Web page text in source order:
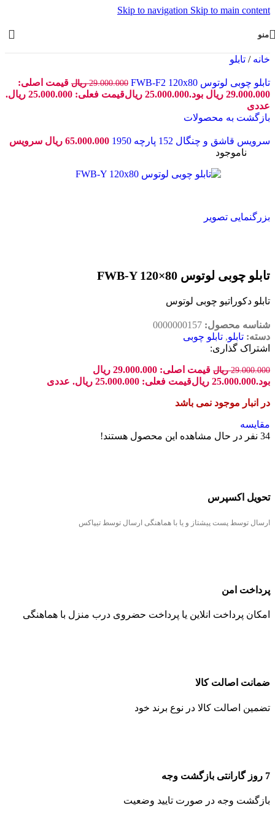
Skip to navigation Skip to main content
منو
خانه/ تابلو
تابلو چوبی لوتوس FWB-F2 120x80 29.000.000 ریال قیمت اصلی:
29.000.000 ریال بود.
25.000.000 ریالقیمت فعلی: 25.000.000 ریال.
عددی
بازگشت به محصولات
سرویس قاشق و چنگال 152 پارچه 1950 65.000.000 ریال سرویس
ناموجود
بزرگنمایی تصویر
تابلو چوبی لوتوس FWB-Y 120×80
تابلو دکوراتیو چوبی لوتوس
شناسه محصول: 0000000157
دسته: تابلو, تابلو چوبی
اشتراک گذاری:
29.000.000 ریال
قیمت اصلی: 29.000.000 ریال
بود.25.000.000 ریالقیمت فعلی: 25.000.000 ریال. عددی
در انبار موجود نمی باشد
مقایسه
34 نفر در حال مشاهده این محصول هستند!
تحویل اکسپرس
ارسال توسط پست پیشتاز و یا با هماهنگی ارسال توسط تیپاکس
پرداخت امن
امکان پرداخت انلاین یا پرداخت حضروی درب منزل با هماهنگی
ضمانت اصالت کالا
تضمین اصالت کالا در نوع برند خود
7 روز گارانتی بازگشت وجه
بازگشت وجه در صورت تایید وضعیت